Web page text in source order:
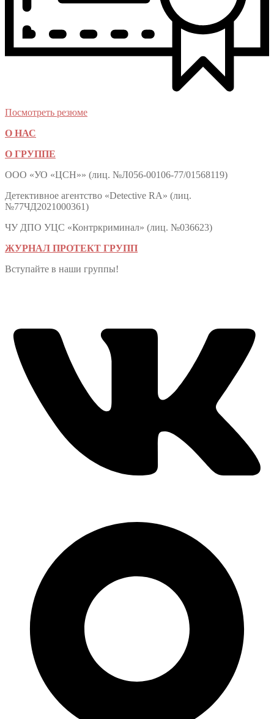
Посмотреть резюме
О НАС
О ГРУППЕ
ООО «УО «ЦСН»» (лиц. №Л056-00106-77/01568119)
Детективное агентство «Detective RA» (лиц.
№77ЧД2021000361)
ЧУ ДПО УЦС «Контркриминал» (лиц. №036623)
ЖУРНАЛ ПРОТЕКТ ГРУПП
Вступайте в наши группы!